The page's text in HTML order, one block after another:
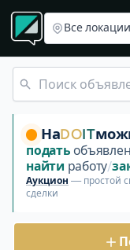
Раздел
Все локации
НаDOIT
подать
найти работу/
Аукцион — простой
сделки